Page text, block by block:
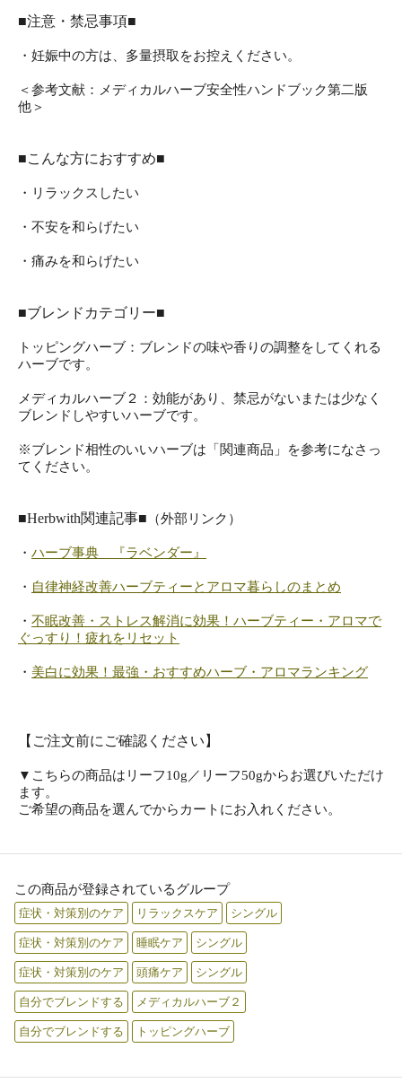
■注意・禁忌事項■
・妊娠中の方は、多量摂取をお控えください。
＜参考文献：メディカルハーブ安全性ハンドブック第二版
他＞
■こんな方におすすめ■
・リラックスしたい
・不安を和らげたい
・痛みを和らげたい
■ブレンドカテゴリー■
トッピングハーブ：ブレンドの味や香りの調整をしてくれる
ハーブです。
メディカルハーブ２：効能があり、禁忌がないまたは少なく
ブレンドしやすいハーブです。
※ブレンド相性のいいハーブは「関連商品」を参考になさっ
てください。
■Herbwith関連記事■ （外部リンク）
・ ハーブ事典 『ラベンダー』
・ 自律神経改善ハーブティーとアロマ暮らしのまとめ
・ 不眠改善・ストレス解消に効果！ハーブティー・アロマで
ぐっすり！疲れをリセット
・ 美白に効果！最強・おすすめハーブ・アロマランキング
【ご注文前にご確認ください】
▼こちらの商品はリーフ10g／リーフ50gからお選びいただけ
ます。
ご希望の商品を選んでからカートにお入れください。
この商品が登録されているグループ
症状・対策別のケア リラックスケア シングル
症状・対策別のケア 睡眠ケア シングル
症状・対策別のケア 頭痛ケア シングル
自分でブレンドする メディカルハーブ２
自分でブレンドする トッピングハーブ